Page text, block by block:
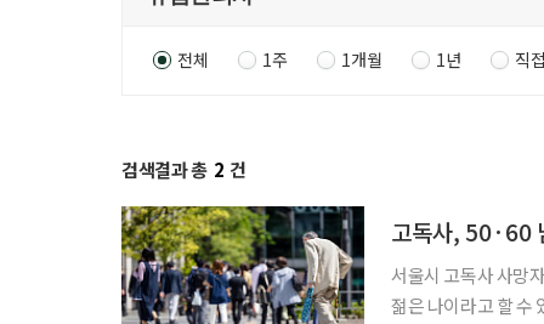
전체 1주 1개월 1년 직
검색결과 총 2 건
고독사, 50·60
서울시 고독사 사망
젊은 나이라고 할 수